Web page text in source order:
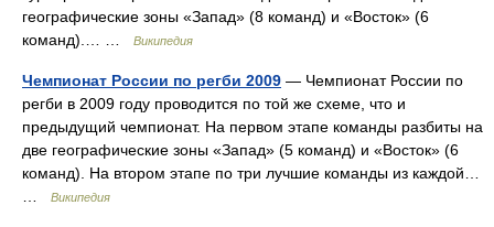
географические зоны «Запад» (8 команд) и «Восток» (6
команд).… …
Википедия
Чемпионат России по регби 2009 — Чемпионат России по
регби в 2009 году проводится по той же схеме, что и
предыдущий чемпионат. На первом этапе команды разбиты на
две географические зоны «Запад» (5 команд) и «Восток» (6
команд). На втором этапе по три лучшие команды из каждой…
Википедия